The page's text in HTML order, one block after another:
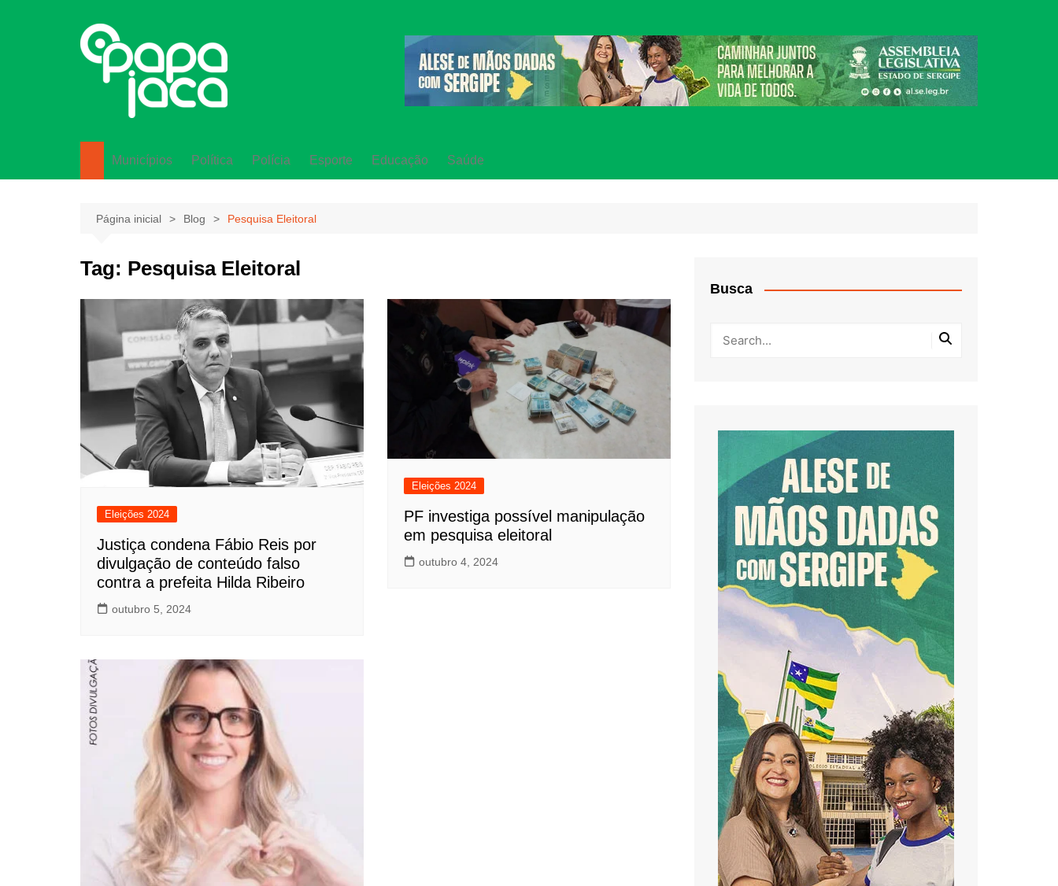
Municípios Política Polícia Esporte Educação Saúde
Página inicial Blog Pesquisa Eleitoral
Tag: Pesquisa Eleitoral
Eleições 2024
Justiça condena Fábio Reis por
divulgação de conteúdo falso
contra a prefeita Hilda Ribeiro
outubro 5, 2024
Eleições 2024
PF investiga possível manipulação
em pesquisa eleitoral
outubro 4, 2024
Busca